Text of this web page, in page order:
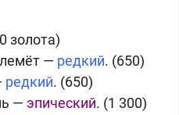
золота)
— редкий. (650)
редкий. (650)
— эпический. (1 300)